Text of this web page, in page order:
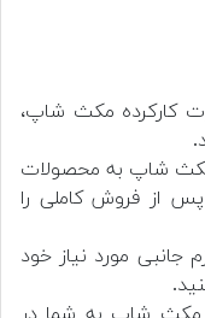
کارکرده مکث شاپ،
شاپ به محصولات
از فروش کاملی را
جانبی مورد نیاز خود